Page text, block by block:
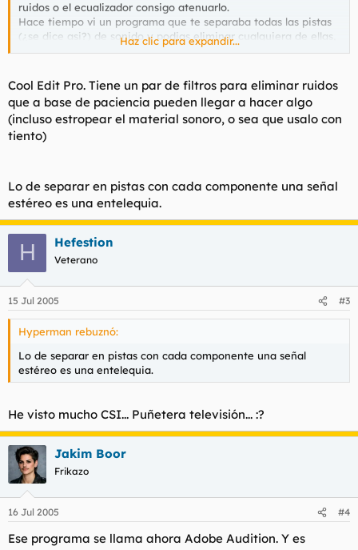
ruidos o el ecualizador consigo atenuarlo.
Hace tiempo vi un programa que te separaba todas las pistas
(¿se dice asi?) de sonido y podias eliminar cualquiera de ellas,
la conversacion, el ruido de fondo, etc, pero ni me acuerdo de
¿Conocéis algún programilla de ese estilo para quitarle el
ruido?.
Haz clic para expandir...
Cool Edit Pro. Tiene un par de filtros para eliminar ruidos
que a base de paciencia pueden llegar a hacer algo
(incluso estropear el material sonoro, o sea que usalo con
tiento)
Lo de separar en pistas con cada componente una señal
estéreo es una entelequia.
H Hefestion
Veterano
15 Jul 2005 #3
Hyperman rebuznó:
Lo de separar en pistas con cada componente una señal
estéreo es una entelequia.
He visto mucho CSI... Puñetera televisión... :?
Jakim Boor
Frikazo
16 Jul 2005 #4
Ese programa se llama ahora Adobe Audition. Y es